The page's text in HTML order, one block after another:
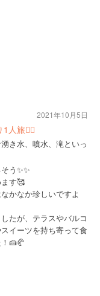
人旅🚶‍♀️
き水、噴水、滝といっ
う✨✨
す🥰
かなか珍しいですよ
たが、テラスやバルコ
イーツを持ち寄って食
🍰🥐
2021年10月5日